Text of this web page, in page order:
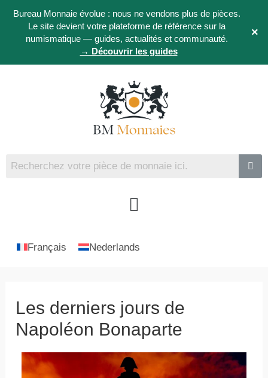
Bureau Monnaie évolue : nous ne vendons plus de pièces.
Le site devient votre plateforme de référence sur la
numismatique — guides, actualités et communauté.
→ Découvrir les guides
×
Français Nederlands
Les derniers jours de
Napoléon Bonaparte